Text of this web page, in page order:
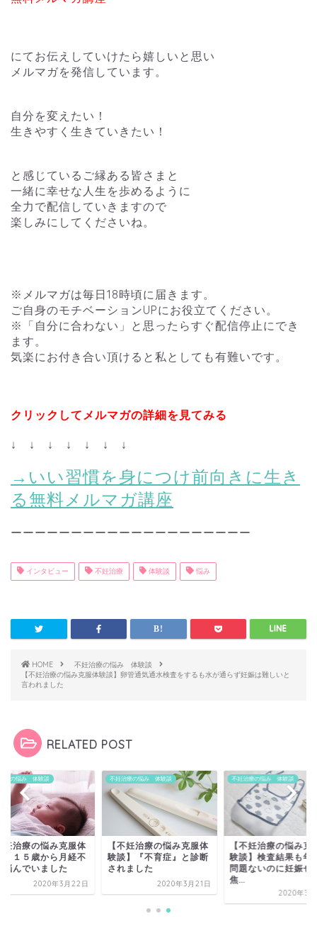
にてお伝えしていけたら嬉しいと思い
メルマガを発信しています。
自分を変えたい！
生きやすく生きていきたい！
と感じているご縁ある皆さまと
一緒に幸せな人生を歩めるように
全力で配信していきますので
楽しみにしてくださいね。
※メルマガは毎日18時頃に届きます。
ご自身のモチベーションUPにお役立てください。
※「自分に合わない」と思ったらすぐ配信停止にでき
ます。
気楽にお付き合い頂けると私としても有難いです。
クリックしてメルマガの詳細を見てみる
↓ ↓ ↓ ↓ ↓ ↓ ↓
→いい習慣を身につけ前向きに生き
る無料メルマガ講座
ーーーーーーーーーーーーーーーーーーーー
インタビュー 不妊治療 体験談 悩み
HOME
不妊治療の悩み 体験談
【不妊治療の悩み克服体験談】卵管通気通水検査をするも水が通らず妊娠は難しいと
言われました
RELATED POST
療の悩み 体験談
妊治療の悩み克服体
】１５歳から月経不
悩んでいました
2020年3月22日
不妊治療の悩み 体験談
【不妊治療の悩み克服体
験談】『不育症』と診断
されました
2020年3月21日
不妊治療の悩み 体験談
【不妊治療の悩み克
験談】検査結果も年
問題ないのに妊娠せ
焦...
2020年3